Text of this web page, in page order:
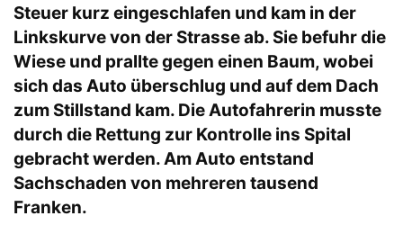
Steuer kurz eingeschlafen und kam in der
Linkskurve von der Strasse ab. Sie befuhr die
Wiese und prallte gegen einen Baum, wobei
sich das Auto überschlug und auf dem Dach
zum Stillstand kam. Die Autofahrerin musste
durch die Rettung zur Kontrolle ins Spital
gebracht werden. Am Auto entstand
Sachschaden von mehreren tausend
Franken.